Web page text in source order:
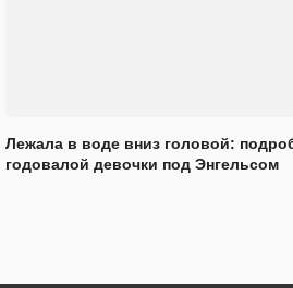
Лежала в воде вниз головой:
годовалой девочки под Энгельсом